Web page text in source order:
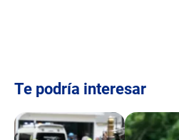
Te podría interesar